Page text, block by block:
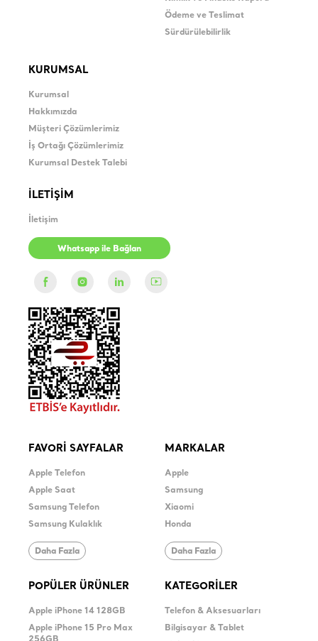
Ödeme ve Teslimat
Sürdürülebilirlik
KURUMSAL
Kurumsal
Hakkımızda
Müşteri Çözümlerimiz
İş Ortağı Çözümlerimiz
Kurumsal Destek Talebi
İLETİŞİM
İletişim
Whatsapp ile Bağlan
FAVORİ SAYFALAR
Apple Telefon
Apple Saat
Samsung Telefon
Samsung Kulaklık
Daha Fazla
MARKALAR
Apple
Samsung
Xiaomi
Honda
Daha Fazla
POPÜLER ÜRÜNLER
Apple iPhone 14 128GB
Apple iPhone 15 Pro Max
KATEGORİLER
Telefon & Aksesuarları
Bilgisayar & Tablet